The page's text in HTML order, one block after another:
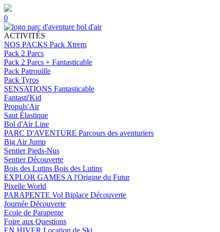
0
ACTIVITÉS
NOS PACKS Pack Xtrem
Pack 2 Parcs
Pack 2 Parcs + Fantasticable
Pack Patrouille
Pack Tyros
SENSATIONS Fantasticable
Fantasti'Kid
Propuls'Air
Saut Élastique
Bol d'Air Line
PARC D'AVENTURE Parcours des aventuriers
Big Air Jump
Sentier Pieds-Nus
Sentier Découverte
Bois des Lutins Bois des Lutins
EXPLOR GAMES A l'Origine du Futur
Pixelle World
PARAPENTE Vol Biplace Découverte
Journée Découverte
Ecole de Parapente
Foire aux Questions
EN HIVER Location de Ski